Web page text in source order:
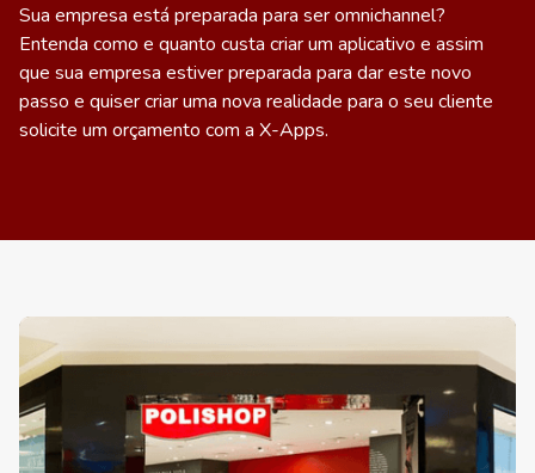
Sua empresa está preparada para ser omnichannel?
Entenda como e quanto custa criar um aplicativo e assim
que sua empresa estiver preparada para dar este novo
passo e quiser criar uma nova realidade para o seu cliente
solicite um orçamento com a X-Apps.